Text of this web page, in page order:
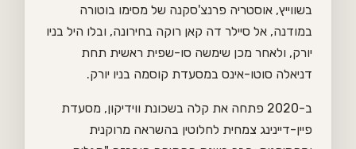
בשווייץ, אוסטריה פרנצ'סקנה של מסימו בוטורה
במודנה, אל סיילר דה קאן רוקה בחירונה, ובלו היל בניו
יורק, ולאחר מכן שימשה סו-שפית ראשית תחת
דניאלה סוטו-אינס במסעדת קוסמה בניו יורק.
ב-2020 פתחה את קלה בשכונת ווידיקון, מסעדת
פיין-דיינינג צמחית לחלוטין בהשראה מרוקנית